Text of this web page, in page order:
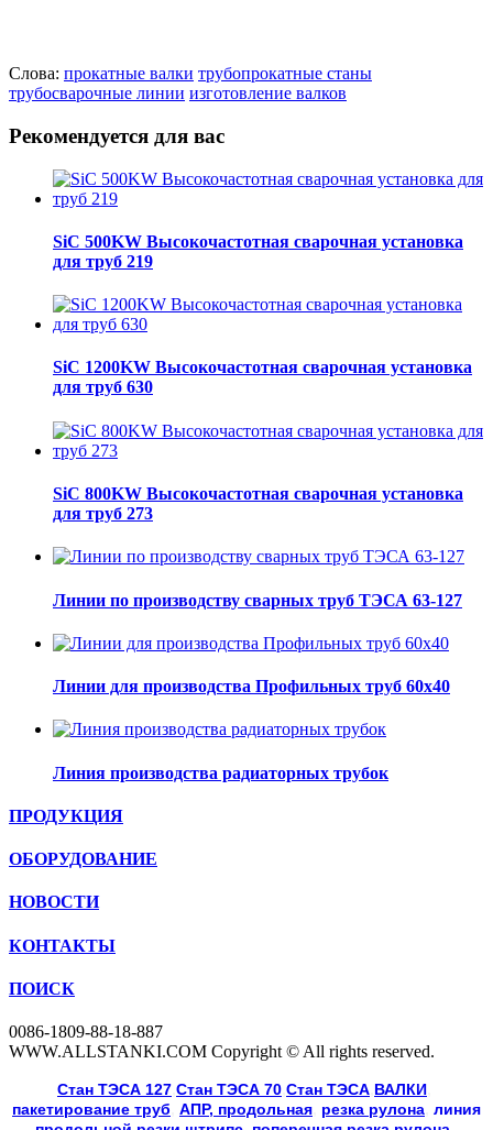
Слова: прокатные валки трубопрокатные станы
трубосварочные линии изготовление валков
Рекомендуется для вас
SiC 500KW Высокочастотная сварочная установка
для труб 219
SiC 1200KW Высокочастотная сварочная установка
для труб 630
SiC 800KW Высокочастотная сварочная установка
для труб 273
Линии по производству сварных труб ТЭСА 63-127
Линии для производства Профильных труб 60х40
Линия производства радиаторных трубок
ПРОДУКЦИЯ
ОБОРУДОВАНИЕ
НОВОСТИ
КОНТАКТЫ
ПОИСК
0086-1809-88-18-887
WWW.ALLSTANKI.COM Copyright © All rights reserved.
Cтан ТЭСА 127 Cтан ТЭСА 70 Cтан ТЭСА ВАЛКИ
пакетирование труб АПР, продольная резка рулона линия